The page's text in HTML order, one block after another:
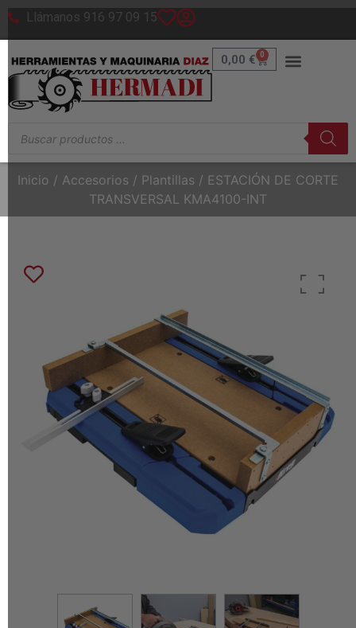
Llámanos 916 97 09 15
0,00 € 0
Inicio / Accesorios / Plantillas / ESTACIÓN DE CORTE
TRANSVERSAL KMA4100-INT